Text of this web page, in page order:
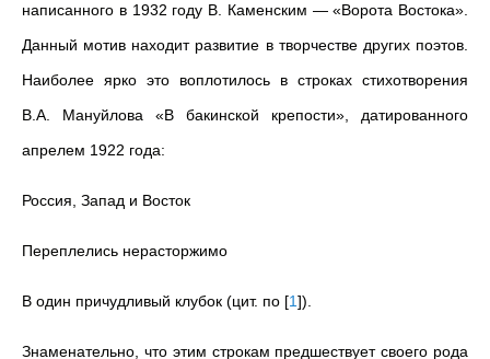
написанного в 1932 году В. Каменским — «Ворота Востока».
Данный мотив находит развитие в творчестве других поэтов.
Наиболее ярко это воплотилось в строках стихотворения
В.А. Мануйлова «В бакинской крепости», датированного
апрелем 1922 года:
Россия, Запад и Восток
Пеpеплелись неpастоpжимо
В один пpичудливый клубок (цит. по [1]).
Знаменательно, что этим строкам предшествует своего рода